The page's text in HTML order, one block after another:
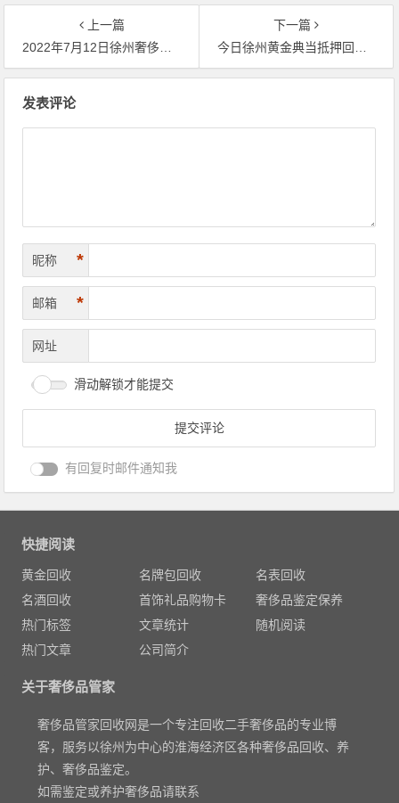
上一篇
2022年7月12日徐州奢侈品管家回收典当抵押黄金价格早知道
下一篇
今日徐州黄金典当抵押回收价格多少钱一克？(2022年10月28日)
发表评论
昵称 *
邮箱 *
网址
滑动解锁才能提交
有回复时邮件通知我
快捷阅读
黄金回收 名牌包回收
名表回收
名酒回收
首饰礼品购物卡
奢侈品鉴定保养
热门标签
文章统计
随机阅读
热门文章
公司简介
关于奢侈品管家
奢侈品管家回收网是一个专注回收二手奢侈品的专业博
客，服务以徐州为中心的淮海经济区各种奢侈品回收、养
护、奢侈品鉴定。
如需鉴定或养护奢侈品请联系